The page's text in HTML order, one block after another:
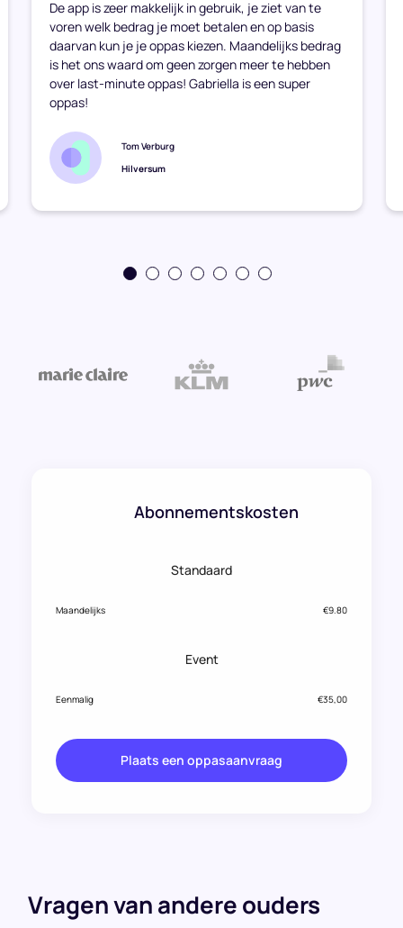
De app is zeer makkelijk in gebruik, je ziet van te
voren welk bedrag je moet betalen en op basis
daarvan kun je je oppas kiezen. Maandelijks bedrag
is het ons waard om geen zorgen meer te hebben
over last-minute oppas! Gabriella is een super
oppas!
Tom Verburg
Hilversum
Abonnementskosten
Standaard
Maandelijks €9.80
Event
Eenmalig €35,00
Plaats een oppasaanvraag
Vragen van andere ouders